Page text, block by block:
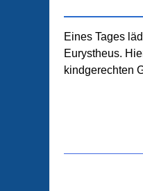
Eines Tages
Eurystheus.
kindgerechten